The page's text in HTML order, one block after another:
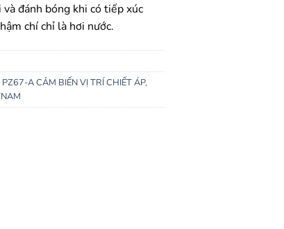
đánh bóng khi có tiếp xúc
chí chỉ là hơi nước.
PZ67-A CẢM BIẾN VỊ TRÍ CHIẾT ÁP,